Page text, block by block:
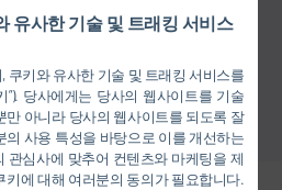
유사한 기술 및 트래킹 서비스
쿠키와 유사한 기술 및 트래킹 서비스를
”). 당사에게는 당사의 웹사이트를 기술
만 아니라 당사의 웹사이트를 되도록 잘
사용 특성을 바탕으로 이를 개선하는
관심사에 맞추어 컨텐츠와 마케팅을 제
에 대해 여러분의 동의가 필요합니다.
로 돌아가기